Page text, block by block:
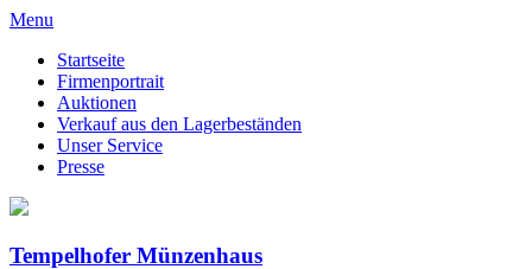
Menu
Startseite
Firmenportrait
Auktionen
Verkauf aus den Lagerbeständen
Unser Service
Presse
Tempelhofer Münzenhaus